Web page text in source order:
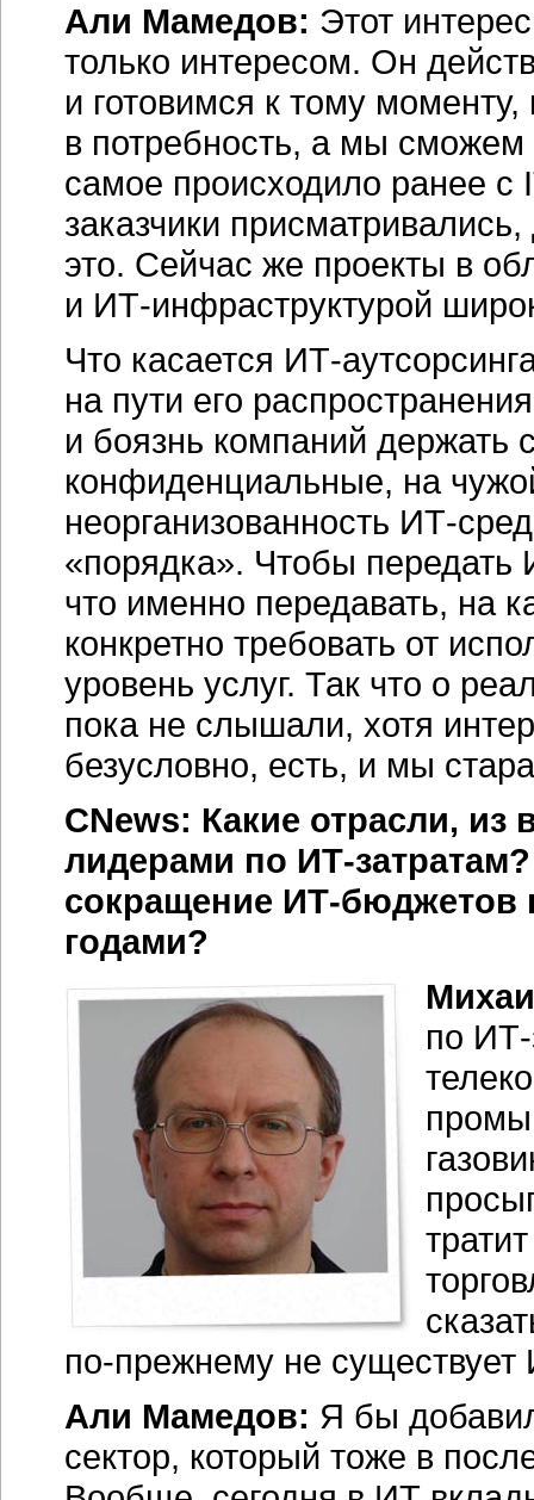
Али Мамедов: Этот
только интересом. Он
и готовимся к тому моменту,
в потребность, а мы сможем
самое происходило ранее с
заказчики
это. Сейчас же проекты в
и ИТ-инфраструктурой
Что касается ИТ-
на пути его
и боязнь компаний держать
конфиденциальные, на
неорганизованность ИТ-
«порядка». Чтобы передать
что именно передавать, на
конкретно требовать от
уровень услуг. Так что о
пока не слышали, хотя
безусловно, есть, и мы
CNews: Какие отрасли, из
лидерами по ИТ-затратам?
сокращение ИТ-бюджетов
годами?
по ИТ-
по-прежнему не существует
Али Мамедов: Я бы
сектор, который тоже в